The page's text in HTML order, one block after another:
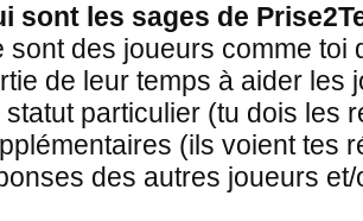
sont les sages de
sont des joueurs comme toi
de leur temps à aider les
statut particulier (tu dois les
(ils voient tes
des autres joueurs